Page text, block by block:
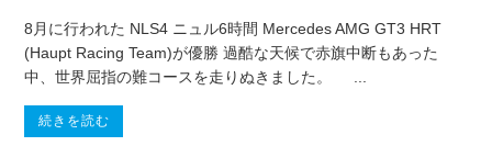
8月に行われた NLS4 ニュル6時間 Mercedes AMG GT3 HRT
(Haupt Racing Team)が優勝 過酷な天候で赤旗中断もあった
中、世界屈指の難コースを走りぬきました。 ...
続きを読む